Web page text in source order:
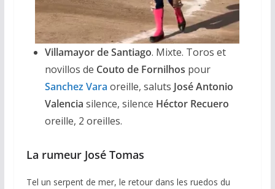
Villamayor de Santiago. Mixte. Toros et
novillos de Couto de Fornilhos pour
Sanchez Vara oreille, saluts José Antonio
Valencia silence, silence Héctor Recuero
oreille, 2 oreilles.
La rumeur José Tomas
Tel un serpent de mer, le retour dans les ruedos du